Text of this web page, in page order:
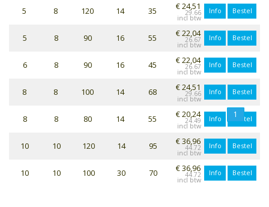
5 8 120 14 35 € 24,51
29.66 Info Bestel
5 8 90 16 55 € 22,04
26.67 Info Bestel
6 8 90 16 45 € 22,04
26.67 Info Bestel
8 8 100 14 68 € 24,51
29.66 Info Bestel
8 8 80 14 55 € 20,24
24.49 Info Bestel
10 10 120 14 95 € 36,96
44.72 Info Bestel
10 10 100 30 70 € 36,96
44.72 Info Bestel
1